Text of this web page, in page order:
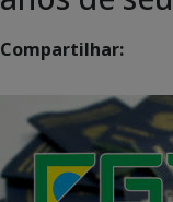
Compartilhar: